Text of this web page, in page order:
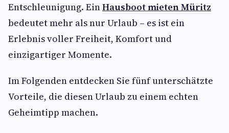
Entschleunigung. EinHausboot mieten Müritz
bedeutet mehr als nur Urlaub – es ist ein
Erlebnis voller Freiheit, Komfort und
einzigartiger Momente.
Im Folgenden entdecken Sie fünf unterschätzte
Vorteile, die diesen Urlaub zu einem echten
Geheimtipp machen.